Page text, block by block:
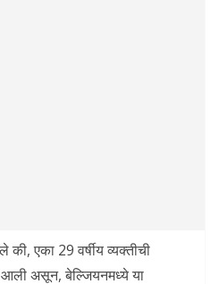
एका 29 वर्षीय व्यक्तीची
असून, बेल्जियनमध्ये या